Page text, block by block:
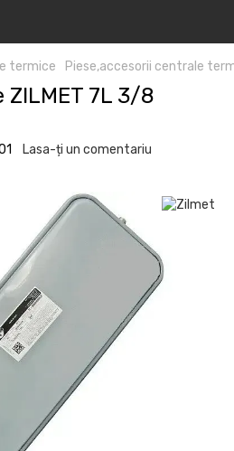
termice Piese,accesorii centrale
7L 3/8
Lasa-ți un comentariu